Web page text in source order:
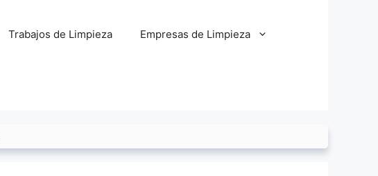
Trabajos de Limpieza Empresas de Limpieza